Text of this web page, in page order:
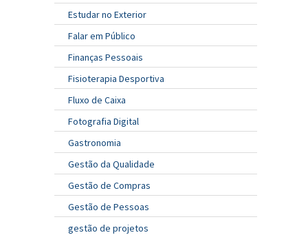
Estudar no Exterior
Falar em Público
Finanças Pessoais
Fisioterapia Desportiva
Fluxo de Caixa
Fotografia Digital
Gastronomia
Gestão da Qualidade
Gestão de Compras
Gestão de Pessoas
gestão de projetos